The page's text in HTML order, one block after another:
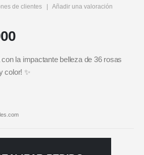
de clientes Añadir una valoración
la impactante belleza de 36 rosas
color! ✨